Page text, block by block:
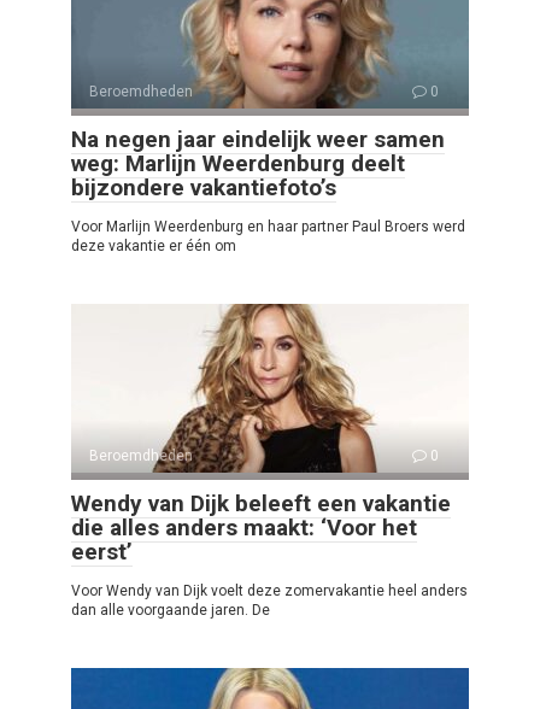
Beroemdheden 0
Na negen jaar eindelijk weer samen
weg: Marlijn Weerdenburg deelt
bijzondere vakantiefoto’s
Voor Marlijn Weerdenburg en haar partner Paul Broers werd
deze vakantie er één om
Beroemdheden 0
Wendy van Dijk beleeft een vakantie
die alles anders maakt: ‘Voor het
eerst’
Voor Wendy van Dijk voelt deze zomervakantie heel anders
dan alle voorgaande jaren. De